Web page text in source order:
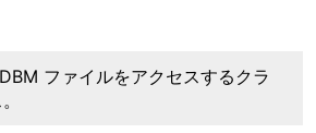
ファイルをアクセスするクラ